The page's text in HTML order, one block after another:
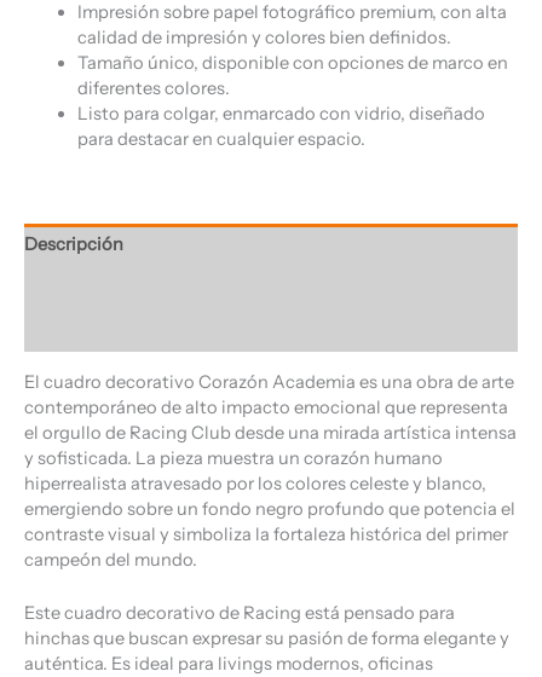
Impresión sobre papel fotográfico premium, con alta
calidad de impresión y colores bien definidos.
Tamaño único, disponible con opciones de marco en
diferentes colores.
Listo para colgar, enmarcado con vidrio, diseñado
para destacar en cualquier espacio.
Descripción
El cuadro decorativo Corazón Academia es una obra de arte
contemporáneo de alto impacto emocional que representa
el orgullo de Racing Club desde una mirada artística intensa
y sofisticada. La pieza muestra un corazón humano
hiperrealista atravesado por los colores celeste y blanco,
emergiendo sobre un fondo negro profundo que potencia el
contraste visual y simboliza la fortaleza histórica del primer
campeón del mundo.
Este cuadro decorativo de Racing está pensado para
hinchas que buscan expresar su pasión de forma elegante y
auténtica. Es ideal para livings modernos, oficinas